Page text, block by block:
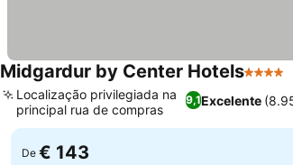
Midgardur by Center Hotels4
9,1Excelente
Localização privilegiada na
principal rua de compras
De € 143